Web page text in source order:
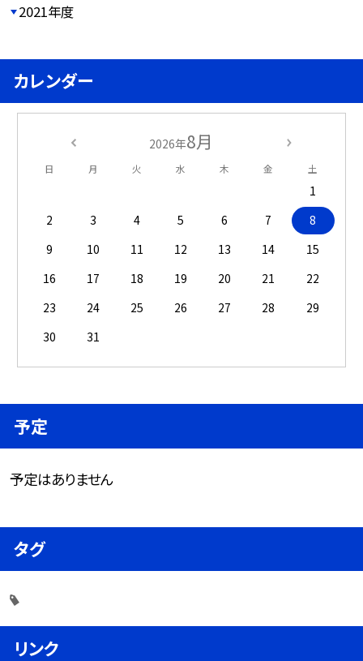
2021年度
カレンダー
2026年8月
日 月 火 水 木 金 土
1
2
3 4 5 6 7
8
9
10 11 12 13 14
15
16
17 18 19 20 21
22
23
24 25 26 27 28
29
30
31
予定
予定はありません
タグ
リンク